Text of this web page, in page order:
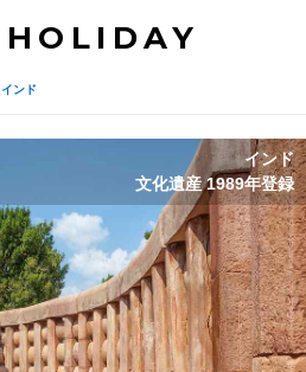
HOLIDAY
インド
インド
文化遺産 1989年登録